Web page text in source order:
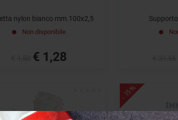
nylon bianco mm.100x2,5
Non disponibile
€ 1,28
- 15%